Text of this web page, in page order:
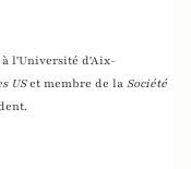
à l'Université d'Aix-
USet membre de la Société